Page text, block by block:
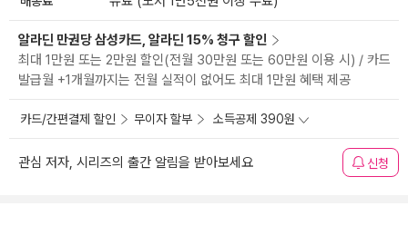
알라딘 만권당 삼성카드, 알라딘 15% 청구 할인
최대 1만원 또는 2만원 할인(전월 30만원 또는 60만원 이용 시) / 카드
발급월 +1개월까지는 전월 실적이 없어도 최대 1만원 혜택 제공
카드/간편결제 할인 무이자 할부 소득공제 390원
관심 저자, 시리즈의 출간 알림을 받아보세요 신청